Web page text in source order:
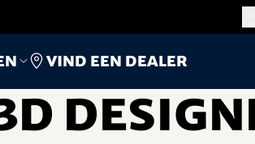
Vind een dealer